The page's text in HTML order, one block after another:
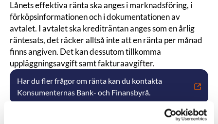
Lånets effektiva ränta ska anges i marknadsföring, i
förköpsinformationen och i dokumentationen av
avtalet. I avtalet ska krediträntan anges som en årlig
räntesats, det räcker alltså inte att en ränta per månad
finns angiven. Det kan dessutom tillkomma
uppläggningsavgift samt fakturaavgifter.
Har du fler frågor om ränta kan du kontakta
Konsumenternas Bank- och Finansbyrå.